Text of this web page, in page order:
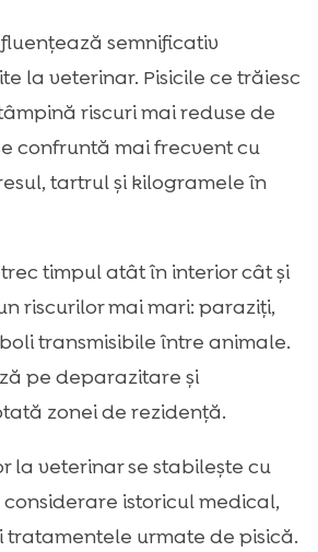
semnificativ
la veterinar. Pisicile ce trăiesc
riscuri mai reduse de
confruntă mai frecvent cu
tartrul și kilogramele în
timpul atât în interior cât și
riscurilor mai mari: paraziți,
transmisibile între animale.
pe deparazitare și
zonei de rezidență.
la veterinar se stabilește cu
istoricul medical,
tratamentele urmate de pisică.